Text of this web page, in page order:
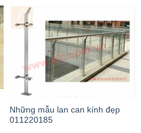
Những mẫu lan can kính đẹp
011220185